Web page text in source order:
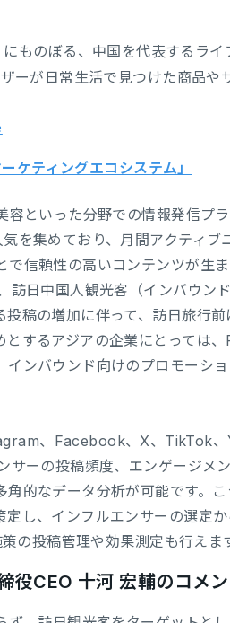
にものぼる、中国を代表するライ
ーが日常生活で見つけた商品や
ケティングエコシステム」
といった分野での情報発信プラ
を集めており、月間アクティブ
信頼性の高いコンテンツが生
訪日中国人観光客（インバウン
稿の増加に伴って、訪日旅行
するアジアの企業にとっては
ンバウンド向けのプロモーシ
、Facebook、X、TikTok、
ーの投稿頻度、エンゲージメ
的なデータ分析が可能です。
し、インフルエンサーの選定
の投稿管理や効果測定も行えま
役CEO 十河 宏輔のコメ